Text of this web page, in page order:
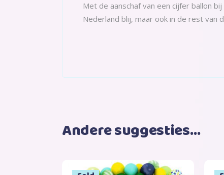
Met de aanschaf van een cijfer ballon
Nederland blij, maar ook in de rest van
Andere suggesties…